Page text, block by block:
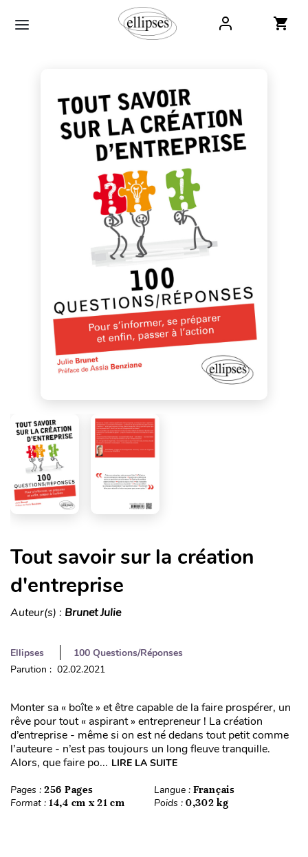
Tout savoir sur la création
d'entreprise
Auteur(s) : Brunet Julie
Ellipses
100 Questions/Réponses
Parution : 02.02.2021
Monter sa « boîte » et être capable de la faire prospérer, un
rêve pour tout « aspirant » entrepreneur ! La création
d’entreprise - même si on est né dedans tout petit comme
l’auteure - n’est pas toujours un long fleuve tranquille.
Alors, que faire po... LIRE LA SUITE
Pages : 256 Pages Langue : Français
Format : 14,4 cm x 21 cm Poids : 0,302 kg